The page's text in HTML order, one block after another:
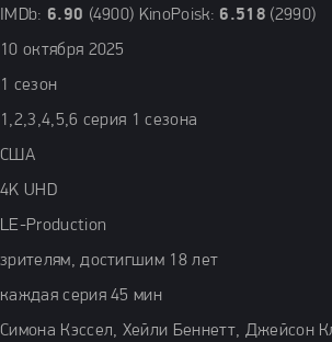
IMDb: 6.90 (4900) KinoPoisk: 6.518(2990)
10 октября 2025
1 сезон
1,2,3,4,5,6 серия 1 сезона
США
4K UHD
LE-Production
зрителям, достигшим 18 лет
каждая серия 45 мин
Симона Кэссел, Хейли Беннетт, Джейсон